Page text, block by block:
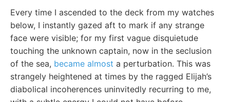
Every time I ascended to the deck from my watches
below, I instantly gazed aft to mark if any strange
face were visible; for my first vague disquietude
touching the unknown captain, now in the seclusion
of the sea, became almost a perturbation. This was
strangely heightened at times by the ragged Elijah’s
diabolical incoherences uninvitedly recurring to me,